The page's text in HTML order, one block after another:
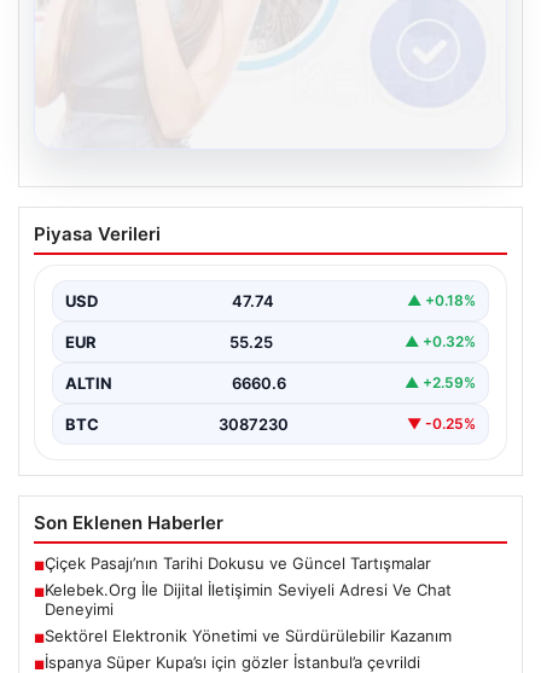
Kelebek.Org İle Dijital İletişimin Seviyeli
Adresi Ve Chat Deneyimi
irtibat kurması büyük bir önem taşımaktadır. Güncel
olarak…
Piyasa Verileri
USD 47.74 ▲ +0.18%
EUR 55.25 ▲ +0.32%
ALTIN 6660.6 ▲ +2.59%
BTC 3087230 ▼ -0.25%
Son Eklenen Haberler
■Çiçek Pasajı’nın Tarihi Dokusu ve Güncel Tartışmalar
■Kelebek.Org İle Dijital İletişimin Seviyeli Adresi Ve Chat
Deneyimi
■Sektörel Elektronik Yönetimi ve Sürdürülebilir Kazanım
■İspanya Süper Kupa’sı için gözler İstanbul’a çevrildi